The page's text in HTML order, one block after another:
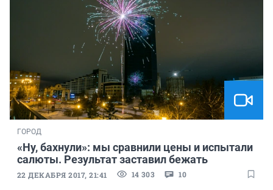
ГОРОД
«Ну, бахнули»: мы сравнили цены и испытали
салюты. Результат заставил бежать
22 ДЕКАБРЯ 2017, 21:41 14 303 10